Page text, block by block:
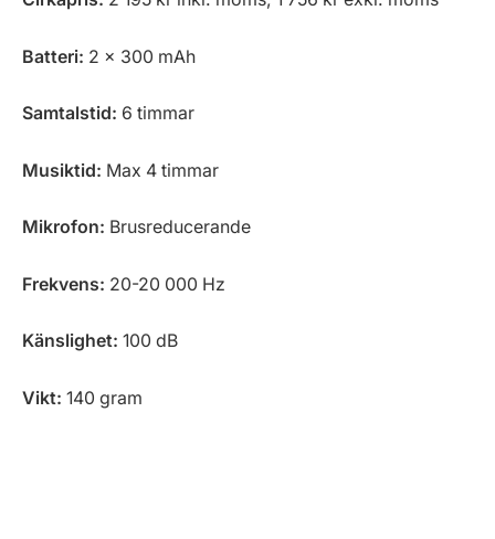
Batteri: 2 x 300 mAh
Samtalstid: 6 timmar
Musiktid: Max 4 timmar
Mikrofon: Brusreducerande
Frekvens: 20-20 000 Hz
Känslighet: 100 dB
Vikt: 140 gram